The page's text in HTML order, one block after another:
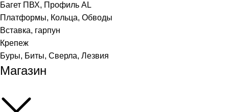
Багет ПВХ, Профиль AL
Платформы, Кольца, Обводы
Вставка, гарпун
Крепеж
Буры, Биты, Сверла, Лезвия
Магазин